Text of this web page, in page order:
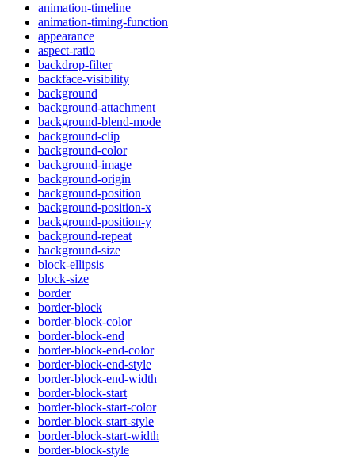
animation-timeline
animation-timing-function
appearance
aspect-ratio
backdrop-filter
backface-visibility
background
background-attachment
background-blend-mode
background-clip
background-color
background-image
background-origin
background-position
background-position-x
background-position-y
background-repeat
background-size
block-ellipsis
block-size
border
border-block
border-block-color
border-block-end
border-block-end-color
border-block-end-style
border-block-end-width
border-block-start
border-block-start-color
border-block-start-style
border-block-start-width
border-block-style